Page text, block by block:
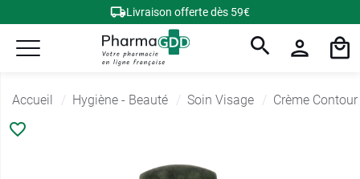
Livraison offerte dès 59€
Accueil Hygiène - Beauté Soin Visage Crème